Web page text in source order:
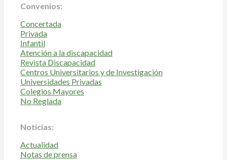
Convenios:
Concertada
Privada
Infantil
Atención a la discapacidad
Revista Discapacidad
Centros Universitarios y de Investigación
Universidades Privadas
Colegios Mayores
No Reglada
Noticias:
Actualidad
Notas de prensa